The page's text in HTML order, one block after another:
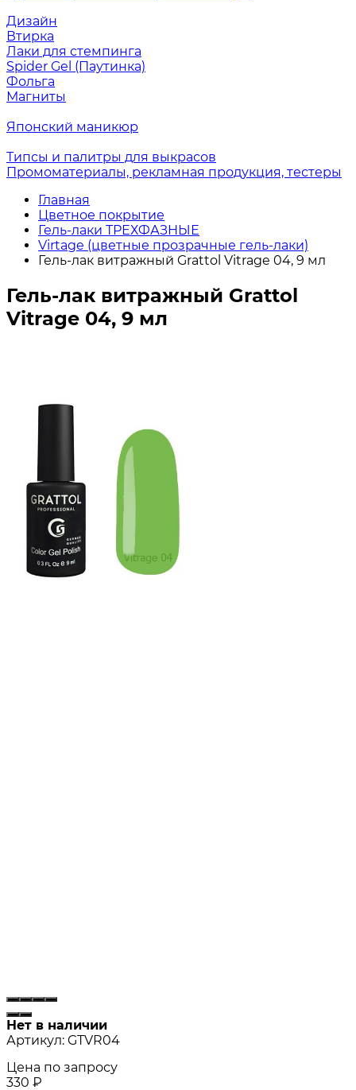
Дизайн
Втирка
Лаки для стемпинга
Spider Gel (Паутинка)
Фольга
Магниты
Японский маникюр
Типсы и палитры для выкрасов
Промоматериалы, рекламная продукция, тестеры
Главная
Цветное покрытие
Гель-лаки ТРЕХФАЗНЫЕ
Virtage (цветные прозрачные гель-лаки)
Гель-лак витражный Grattol Vitrage 04, 9 мл
Гель-лак витражный Grattol
Vitrage 04, 9 мл
Нет в наличии
Артикул: GTVR04
Цена по запросу
330 ₽